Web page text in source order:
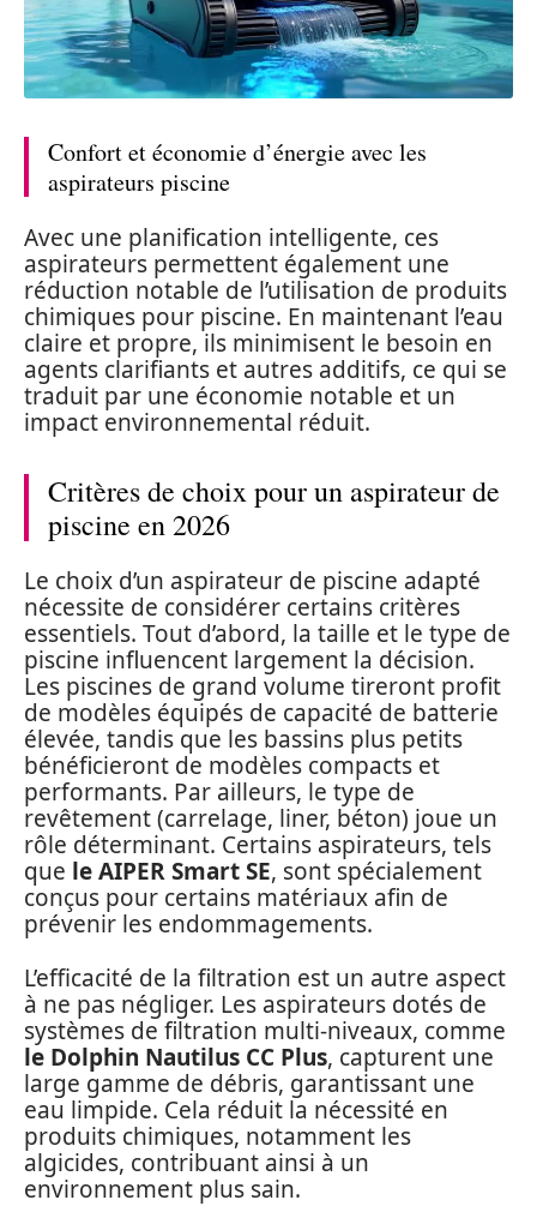
Confort et économie d’énergie avec les
aspirateurs piscine
Avec une planification intelligente, ces
aspirateurs permettent également une
réduction notable de l’utilisation de produits
chimiques pour piscine. En maintenant l’eau
claire et propre, ils minimisent le besoin en
agents clarifiants et autres additifs, ce qui se
traduit par une économie notable et un
impact environnemental réduit.
Critères de choix pour un aspirateur de
piscine en 2026
Le choix d’un aspirateur de piscine adapté
nécessite de considérer certains critères
essentiels. Tout d’abord, la taille et le type de
piscine influencent largement la décision.
Les piscines de grand volume tireront profit
de modèles équipés de capacité de batterie
élevée, tandis que les bassins plus petits
bénéficieront de modèles compacts et
performants. Par ailleurs, le type de
revêtement (carrelage, liner, béton) joue un
rôle déterminant. Certains aspirateurs, tels
que le AIPER Smart SE, sont spécialement
conçus pour certains matériaux afin de
prévenir les endommagements.
L’efficacité de la filtration est un autre aspect
à ne pas négliger. Les aspirateurs dotés de
systèmes de filtration multi-niveaux, comme
le Dolphin Nautilus CC Plus, capturent une
large gamme de débris, garantissant une
eau limpide. Cela réduit la nécessité en
produits chimiques, notamment les
algicides, contribuant ainsi à un
environnement plus sain.